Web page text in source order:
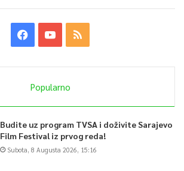
Popularno
Budite uz program TVSA i doživite Sarajevo
Film Festival iz prvog reda!
Subota, 8 Augusta 2026, 15:16